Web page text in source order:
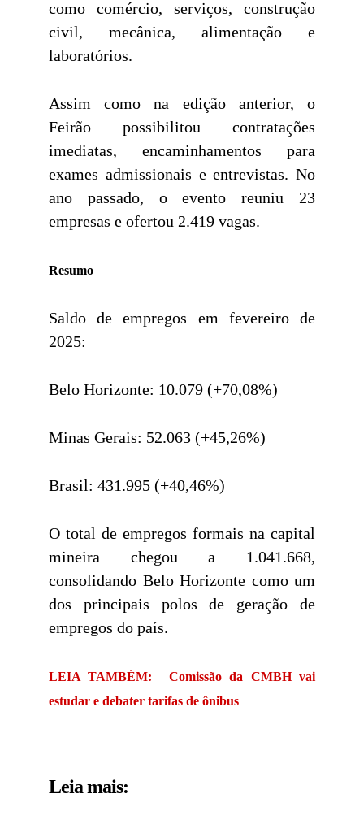
como comércio, serviços, construção
civil, mecânica, alimentação e
laboratórios.
Assim como na edição anterior, o
Feirão possibilitou contratações
imediatas, encaminhamentos para
exames admissionais e entrevistas. No
ano passado, o evento reuniu 23
empresas e ofertou 2.419 vagas.
Resumo
Saldo de empregos em fevereiro de
2025:
Belo Horizonte: 10.079 (+70,08%)
Minas Gerais: 52.063 (+45,26%)
Brasil: 431.995 (+40,46%)
O total de empregos formais na capital
mineira chegou a 1.041.668,
consolidando Belo Horizonte como um
dos principais polos de geração de
empregos do país.
LEIA TAMBÉM:
Comissão da CMBH vai
estudar e debater tarifas de ônibus
Leia mais: